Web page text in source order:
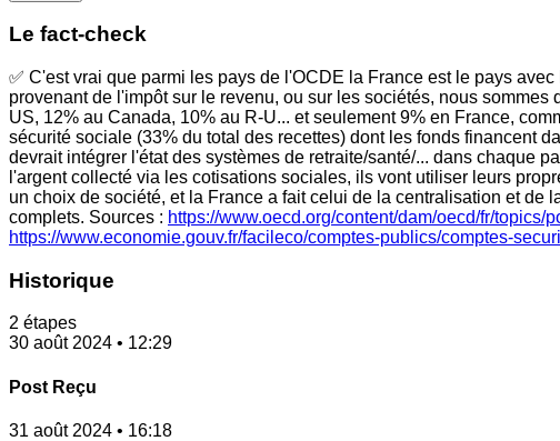
Le fact-check
✅ C'est vrai que parmi les pays de l'OCDE la France est le pays
provenant de l'impôt sur le revenu, ou sur les sociétés, nous
US, 12% au Canada, 10% au R-U... et seulement 9% en France,
sécurité sociale (33% du total des recettes) dont les fonds financent
devrait intégrer l'état des systèmes de retraite/santé/... dans chaque
l'argent collecté via les cotisations sociales, ils vont utiliser leurs
un choix de société, et la France a fait celui de la centralisation et
complets. Sources : https://www.oecd.org/content/dam/oecd/fr/
https://www.economie.gouv.fr/facileco/comptes-publics/comptes-
Historique
2 étapes
30 août 2024 • 12:29
Post Reçu
31 août 2024 • 16:18